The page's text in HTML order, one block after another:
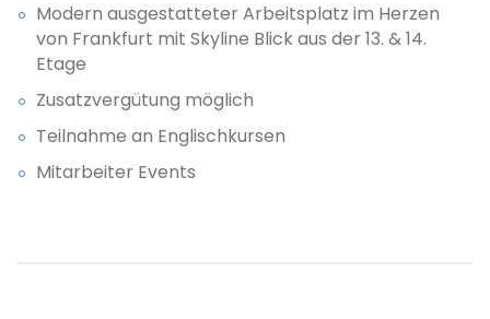
Modern ausgestatteter Arbeitsplatz im Herzen
von Frankfurt mit Skyline Blick aus der 13. & 14.
Etage
Zusatzvergütung möglich
Teilnahme an Englischkursen
Mitarbeiter Events